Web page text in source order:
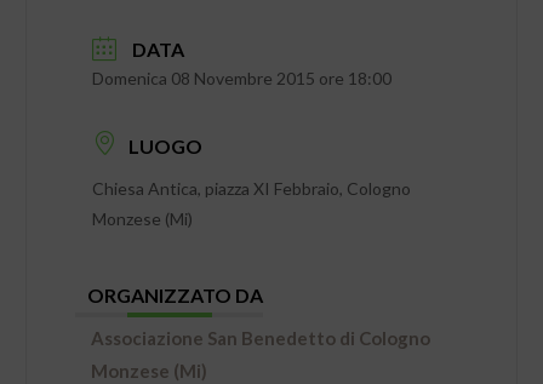
DATA
Domenica 08 Novembre 2015 ore 18:00
LUOGO
Chiesa Antica, piazza XI Febbraio, Cologno
Monzese (Mi)
ORGANIZZATO DA
Associazione San Benedetto di Cologno
Monzese (Mi)